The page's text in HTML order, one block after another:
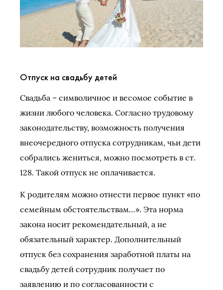
Отпуск на свадьбу детей
Свадьба – символичное и весомое событие в
жизни любого человека. Согласно трудовому
законодательству, возможность получения
внеочередного отпуска сотрудникам, чьи дети
собрались жениться, можно посмотреть в ст.
128. Такой отпуск не оплачивается.
К родителям можно отнести первое пункт «по
семейным обстоятельствам…». Эта норма
закона носит рекомендательный, а не
обязательный характер. Дополнительный
отпуск без сохранения заработной платы на
свадьбу детей сотрудник получает по
заявлению и по согласованности с